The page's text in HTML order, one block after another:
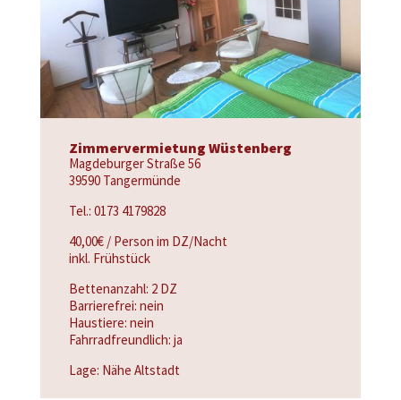
Zimmervermietung Wüstenberg
Magdeburger Straße 56
39590 Tangermünde
Tel.: 0173 4179828
40,00€ / Person im DZ/Nacht
inkl. Frühstück
Bettenanzahl: 2 DZ
Barrierefrei: nein
Haustiere: nein
Fahrradfreundlich: ja
Lage: Nähe Altstadt